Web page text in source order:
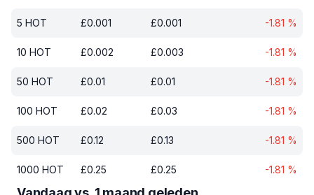
5 HOT £0.001 £0.001 -1.81 %
10 HOT £0.002 £0.003 -1.81 %
50 HOT £0.01 £0.01 -1.81 %
100 HOT £0.02 £0.03 -1.81 %
500 HOT £0.12 £0.13 -1.81 %
1000 HOT £0.25 £0.25 -1.81 %